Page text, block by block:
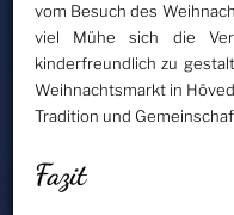
vom Besuch des
viel Mühe sich die
kinderfreundlich zu
Weihnachtsmarkt in
Tradition und
Fazit